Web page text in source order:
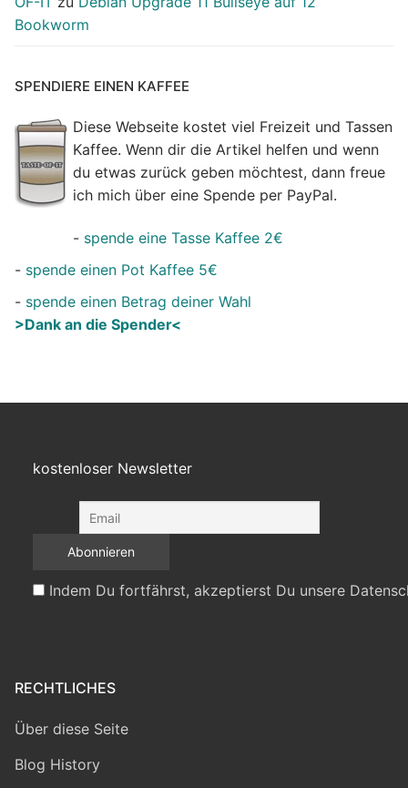
Bookworm
SPENDIERE EINEN KAFFEE
Diese Webseite kostet viel Freizeit und Tassen
Kaffee. Wenn dir die Artikel helfen und wenn
du etwas zurück geben möchtest, dann freue
ich mich über eine Spende per PayPal.
- spende eine Tasse Kaffee 2€
- spende einen Pot Kaffee 5€
- spende einen Betrag deiner Wahl
>Dank an die Spender<
kostenloser Newsletter
Indem Du fortfährst, akzeptierst Du unsere
RECHTLICHES
Über diese Seite
Blog History